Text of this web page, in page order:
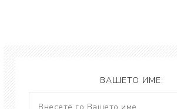
ВАШЕТО ИМЕ: